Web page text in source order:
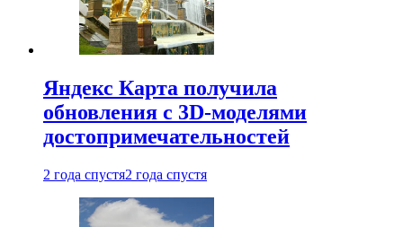
Яндекс Карта получила
обновления с 3D-моделями
достопримечательностей
2 года спустя2 года спустя